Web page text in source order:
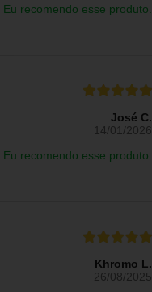
Eu recomendo esse produto.
José C.
14/01/2026
Eu recomendo esse produto.
Khromo L.
26/08/2025